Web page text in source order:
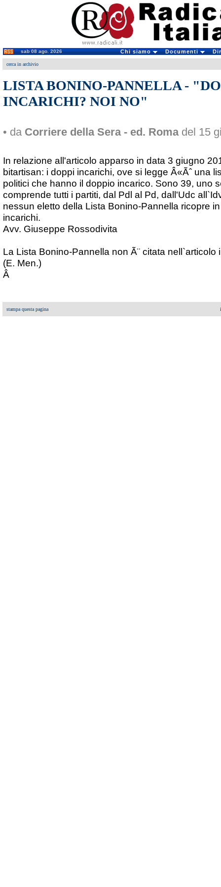
sab 08 ago. 2026 Chi siamo Documenti
cerca in archivio
LISTA BONINO-PANNELLA -
INCARICHI? NOI NO"
• da Corriere della Sera - ed. Romadel 15
In relazione all'articolo apparso in data 3 giugno
bitartisan: i doppi incarichi, ove si legge Â«Ãˆ una
politici che hanno il doppio incarico. Sono 39, uno
comprende tutti i partiti, dal Pdl al Pd, dall'Udc
nessun eletto della Lista Bonino-Pannella ricopre
incarichi.
Avv. Giuseppe Rossodivita
La Lista Bonino-Pannella non Ã¨ citata nell`articolo
(E. Men.)
Â
stampa questa pagina